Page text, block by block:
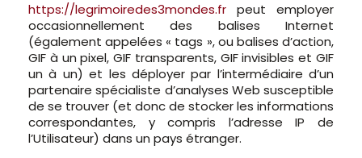
https://legrimoiredes3mondes.fr peut employer
occasionnellement des balises Internet
(également appelées « tags », ou balises d’action,
GIF à un pixel, GIF transparents, GIF invisibles et GIF
un à un) et les déployer par l’intermédiaire d’un
partenaire spécialiste d’analyses Web susceptible
de se trouver (et donc de stocker les informations
correspondantes, y compris l’adresse IP de
l’Utilisateur) dans un pays étranger.